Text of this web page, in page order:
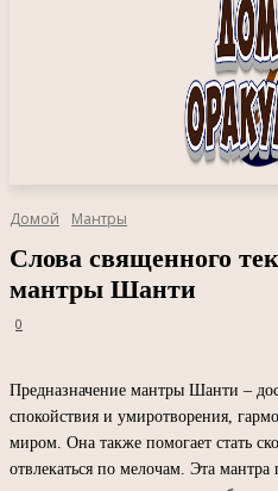
Домой Мантры
Слова священного
мантры Шанти
0
Предназначение мантры Шанти –
спокойствия и умиротворения,
миром. Она также помогает стать
отвлекаться по мелочам. Эта мантра